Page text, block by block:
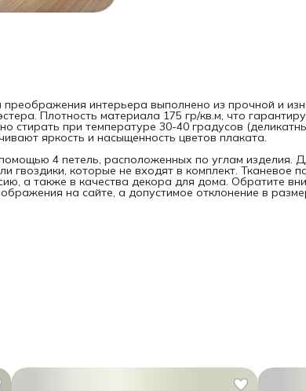
интерьера выполнено из прочной и
Плотность материала 175 гр/кв.м, что
стирать при температуре 30-40 градусов
яркость и насыщенность цветов плаката.
4 петель, расположенных по углам изделия.
гвоздики, которые не входят в комплект. Тканевое
а также в качества декора для дома. Обратите
на сайте, а допустимое отклонение в